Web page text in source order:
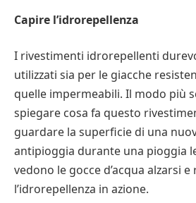
Capire l’idrorepellenza
I rivestimenti idrorepellenti
utilizzati sia per le giacche
quelle impermeabili. Il modo più
spiegare cosa fa questo
guardare la superficie di una
antipioggia durante una pioggia
vedono le gocce d’acqua alzarsi
l’idrorepellenza in azione.